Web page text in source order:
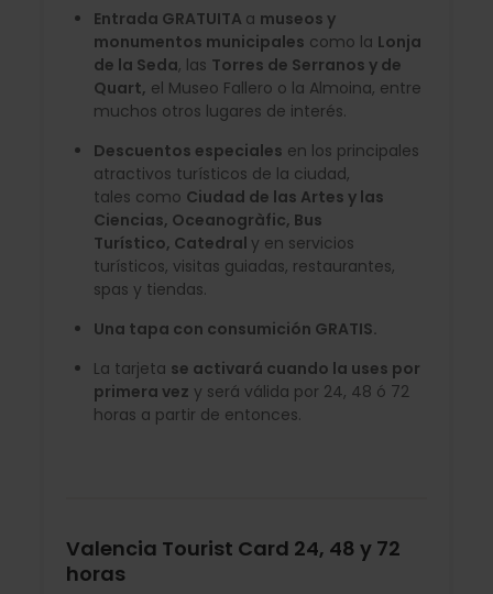
Entrada GRATUITA a museos y
monumentos municipales como la Lonja
de la Seda, las Torres de Serranos y de
Quart, el Museo Fallero o la Almoina, entre
muchos otros lugares de interés.
Descuentos especiales en los principales
atractivos turísticos de la ciudad,
tales como Ciudad de las Artes y las
Ciencias, Oceanogràfic, Bus
Turístico, Catedral y en servicios
turísticos, visitas guiadas, restaurantes,
spas y tiendas.
Una tapa con consumición GRATIS.
La tarjeta se activará cuando la uses por
primera vez y será válida por 24, 48 ó 72
horas a partir de entonces.
Valencia Tourist Card 24, 48 y 72
horas